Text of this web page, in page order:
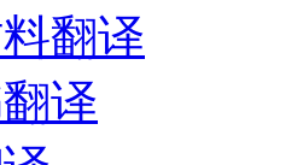
翻译
译